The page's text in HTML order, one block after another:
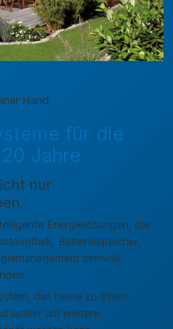
Hand
für die
Jahre
nur
Energielösungen, die
Batteriespeicher,
sinnvoll
das heute zu Ihrem
später um weitere